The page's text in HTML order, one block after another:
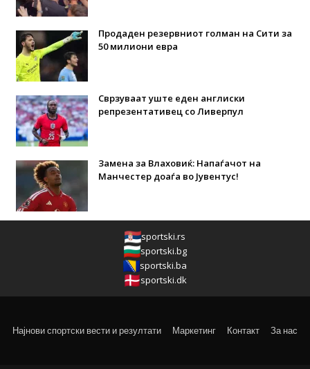
Продаден резервниот голман на Сити за
50 милиони евра
Сврзуваат уште еден англиски
репрезентативец со Ливерпул
Замена за Влаховиќ: Напаѓачот на
Манчестер доаѓа во Јувентус!
sportski.rs
sportski.bg
sportski.ba
sportski.dk
Најнови спортски вести и резултати Маркетинг Контакт За нас